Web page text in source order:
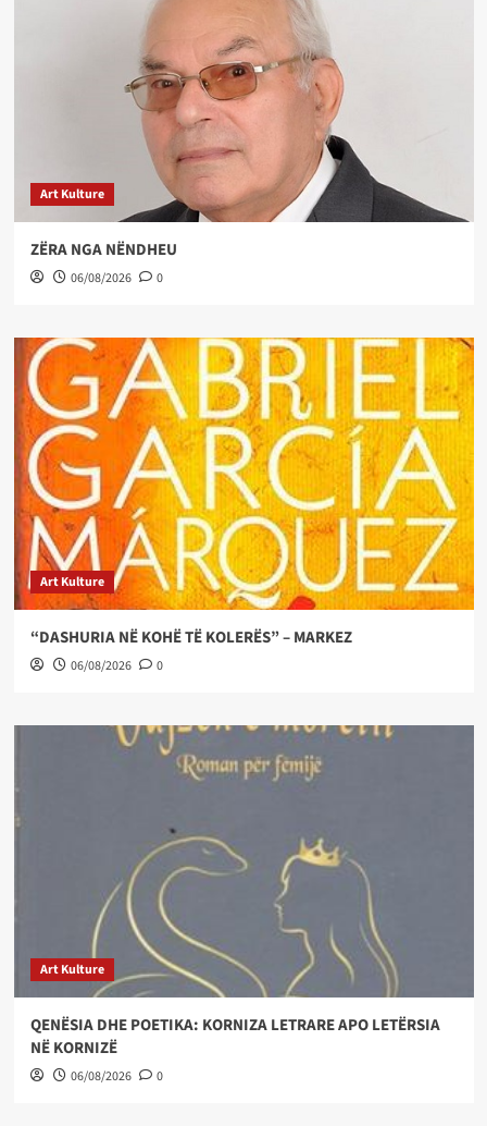
Art Kulture
ZËRA NGA NËNDHEU
06/08/2026 0
Art Kulture
“DASHURIA NË KOHË TË KOLERËS” – MARKEZ
06/08/2026 0
Art Kulture
QENËSIA DHE POETIKA: KORNIZA LETRARE APO LETËRSIA
NË KORNIZË
06/08/2026 0